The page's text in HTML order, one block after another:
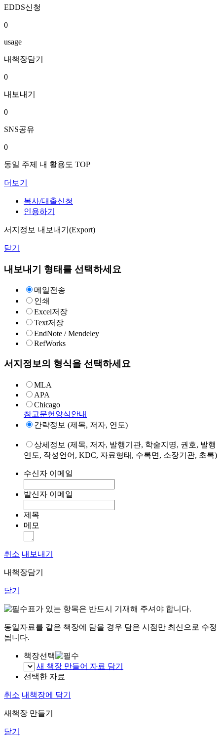
EDDS신청
0
usage
내책장담기
0
내보내기
0
SNS공유
0
동일 주제 내 활용도 TOP
더보기
복사/대출신청
인용하기
서지정보 내보내기(Export)
닫기
내보내기 형태를 선택하세요
메일전송
인쇄
Excel저장
Text저장
EndNote / Mendeley
RefWorks
서지정보의 형식을 선택하세요
MLA
APA
Chicago
참고문헌양식안내
간략정보 (제목, 저자, 연도)
상세정보 (제목, 저자, 발행기관, 학술지명, 권호, 발행
연도, 작성언어, KDC, 자료형태, 수록면, 소장기관, 초록)
수신자 이메일
발신자 이메일
제목
메모
취소 내보내기
내책장담기
닫기
표가 있는 항목은 반드시 기재해 주셔야 합니다.
동일자료를 같은 책장에 담을 경우 담은 시점만 최신으로 수정
됩니다.
책장선택
새 책장 만들어 자료 담기
선택한 자료
취소 내책장에 담기
새책장 만들기
닫기